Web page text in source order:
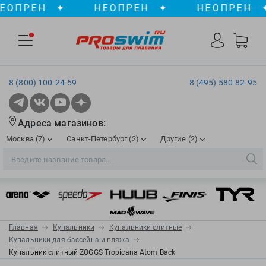
✦ НЕОПРЕН ✦ НЕОПРЕН ✦
8 (495) 580-82-95
8 (800) 100-24-59
Aqua Sphere
AquaFeel
Aqurun
Ergosport
Expand-a-Lung
FOGGIES
Адреса магазинов:
Москва (7)
Рижская
Войковская/Балтийская, ТЦ «Метрополис»
Славянский бульвар, ТЦ «Океания»
Санкт-Петербург (2)
Сенная пл./Садовая , ТЦ «ПИК»
Обводный канал, ТРК «Лиговъ»
Другие (2)
Краснодар
ул. им. Володи Головатого, д. 311
ТЦ «Галерея», 2 этаж
С 10.00 до 22.00
Телефон магазина: 8 (861) 204-20-01
Главная Купальники
Купальники слитные
Купальники для бассейна и пляжа
Купальник слитный ZOGGS Tropicana Atom Back